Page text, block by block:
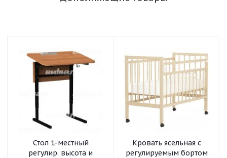
Стол 1-местный
регулир. высота и
Кровать ясельная с
регулируемым бортом